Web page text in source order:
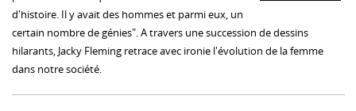
d'histoire. Il y avait des hommes et parmi eux, un
certain nombre de génies". A travers une succession de dessins
hilarants, Jacky Fleming retrace avec ironie l'évolution de la femme
dans notre société.